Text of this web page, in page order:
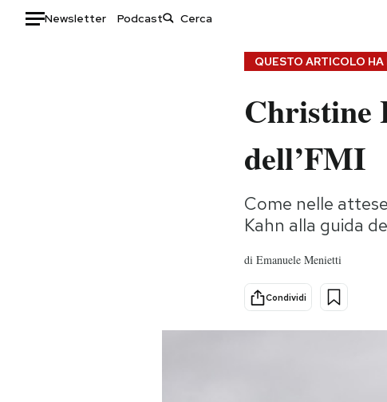
Newsletter Podcast
Storie/Idee
Ok Boomer!
QUESTO ARTICOLO HA
Christine
dell’FMI
Come nelle
Kahn alla guida
di Emanuele Menietti
Condividi